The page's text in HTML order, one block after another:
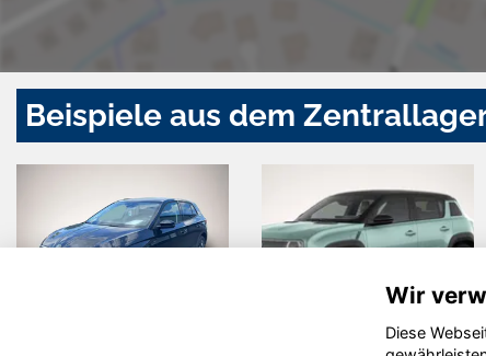
Beispiele aus dem
Wir
Diese